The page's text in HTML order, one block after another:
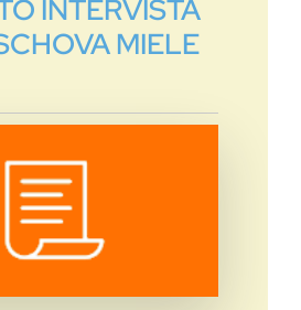
INTERVISTA
MIELE